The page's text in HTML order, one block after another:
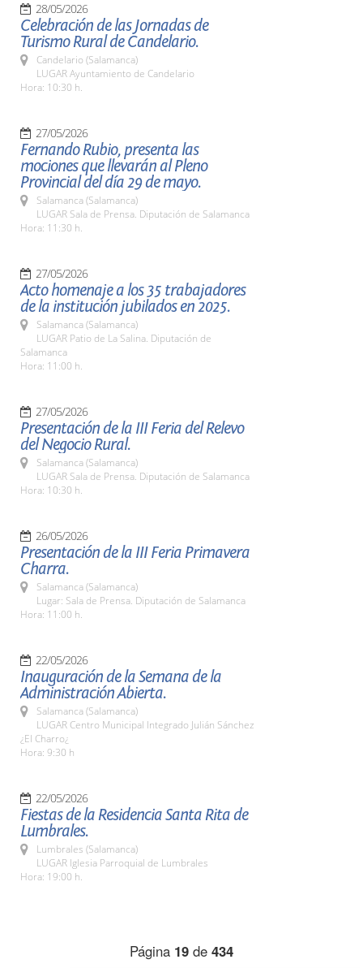
28/05/2026
Celebración de las Jornadas de
Turismo Rural de Candelario.
Candelario (Salamanca)
LUGAR Ayuntamiento de Candelario
Hora: 10:30 h.
27/05/2026
Fernando Rubio, presenta las
mociones que llevarán al Pleno
Provincial del día 29 de mayo.
Salamanca (Salamanca)
LUGAR Sala de Prensa. Diputación de Salamanca
Hora: 11:30 h.
27/05/2026
Acto homenaje a los 35 trabajadores
de la institución jubilados en 2025.
Salamanca (Salamanca)
LUGAR Patio de La Salina. Diputación de
Salamanca
Hora: 11:00 h.
27/05/2026
Presentación de la III Feria del Relevo
del Negocio Rural.
Salamanca (Salamanca)
LUGAR Sala de Prensa. Diputación de Salamanca
Hora: 10:30 h.
26/05/2026
Presentación de la III Feria Primavera
Charra.
Salamanca (Salamanca)
Lugar: Sala de Prensa. Diputación de Salamanca
Hora: 11:00 h.
22/05/2026
Inauguración de la Semana de la
Administración Abierta.
Salamanca (Salamanca)
LUGAR Centro Municipal Integrado Julián Sánchez
¿El Charro¿
Hora: 9:30 h
22/05/2026
Fiestas de la Residencia Santa Rita de
Lumbrales.
Lumbrales (Salamanca)
LUGAR Iglesia Parroquial de Lumbrales
Hora: 19:00 h.
Página 19 de 434